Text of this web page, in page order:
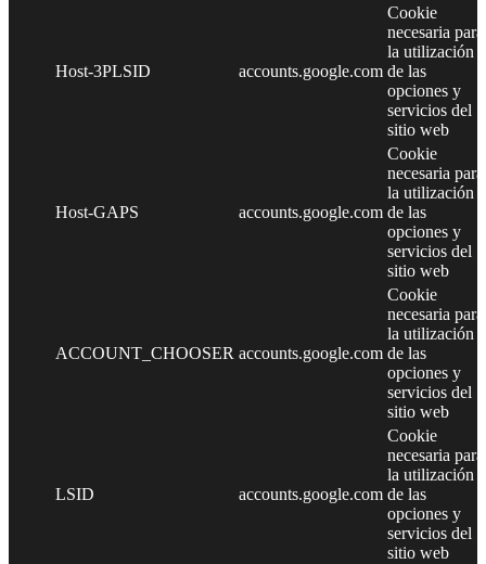
Host-3PLSID accounts.google.com
Cookie
necesaria para
la utilización
de las
opciones y
servicios del
sitio web
Host-GAPS accounts.google.com
Cookie
necesaria para
la utilización
de las
opciones y
servicios del
sitio web
ACCOUNT_CHOOSER accounts.google.com
Cookie
necesaria para
la utilización
de las
opciones y
servicios del
sitio web
LSID accounts.google.com
Cookie
necesaria para
la utilización
de las
opciones y
servicios del
sitio web